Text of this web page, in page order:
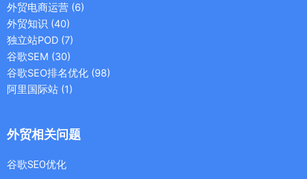
外贸电商运营 (6)
外贸知识 (40)
独立站POD (7)
谷歌SEM (30)
谷歌SEO排名优化 (98)
阿里国际站 (1)
外贸相关问题
谷歌SEO优化